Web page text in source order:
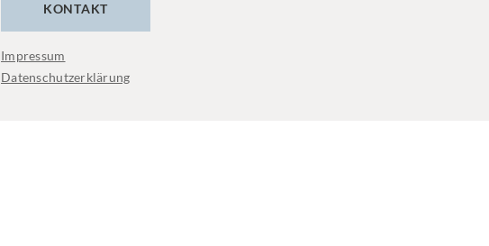
KONTAKT
Impressum
Datenschutzerklärung